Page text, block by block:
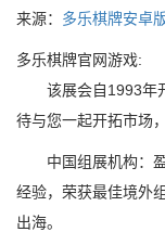
来源： 多乐棋牌安卓
多乐棋牌官网游戏:
该展会自1993年开
待与您一起开拓市场
中国组展机构：盈
经验，荣获最佳境外
出海。